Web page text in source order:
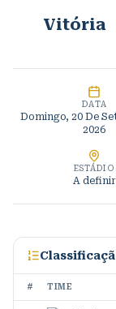
Vitória
DATA
Domingo, 20 De
2026
ESTÁDIO
A definir
# TIME